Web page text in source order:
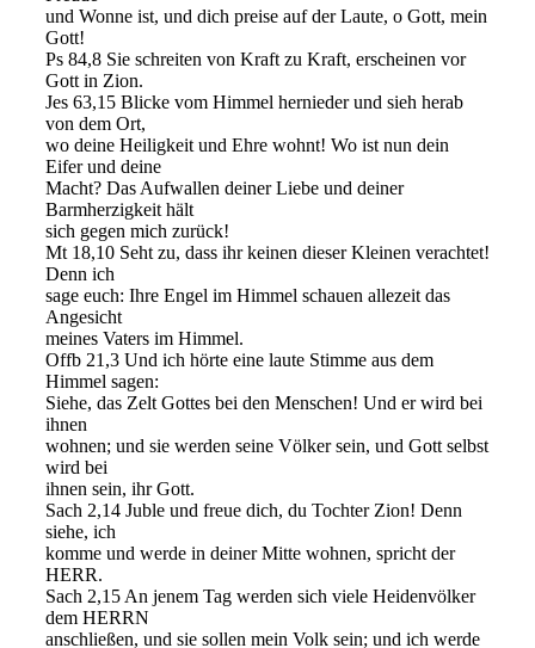
und Wonne ist, und dich preise auf der Laute, o Gott, mein
Gott!
Ps 84,8 Sie schreiten von Kraft zu Kraft, erscheinen vor
Gott in Zion.
Jes 63,15 Blicke vom Himmel hernieder und sieh herab
von dem Ort,
wo deine Heiligkeit und Ehre wohnt! Wo ist nun dein
Eifer und deine
Macht? Das Aufwallen deiner Liebe und deiner
Barmherzigkeit hält
sich gegen mich zurück!
Mt 18,10 Seht zu, dass ihr keinen dieser Kleinen verachtet!
Denn ich
sage euch: Ihre Engel im Himmel schauen allezeit das
Angesicht
meines Vaters im Himmel.
Offb 21,3 Und ich hörte eine laute Stimme aus dem
Himmel sagen:
Siehe, das Zelt Gottes bei den Menschen! Und er wird bei
ihnen
wohnen; und sie werden seine Völker sein, und Gott selbst
wird bei
ihnen sein, ihr Gott.
Sach 2,14 Juble und freue dich, du Tochter Zion! Denn
siehe, ich
komme und werde in deiner Mitte wohnen, spricht der
HERR.
Sach 2,15 An jenem Tag werden sich viele Heidenvölker
dem HERRN
anschließen, und sie sollen mein Volk sein; und ich werde